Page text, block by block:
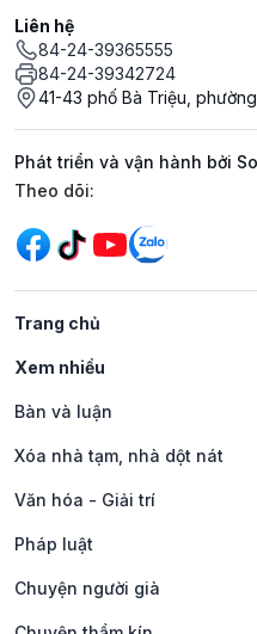
Liên hệ
84-24-39365555
84-24-39342724
41-43 phố Bà Triệu,
Phát triển và vận hành bởi
Mạng xã hội
Theo dõi:
Trang chủ
Xem nhiều
Bàn và luận
Xóa nhà tạm, nhà dột nát
Văn hóa - Giải trí
Pháp luật
Chuyện người già